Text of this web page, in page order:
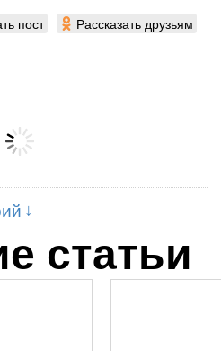
пост Рассказать друзьям
статьи